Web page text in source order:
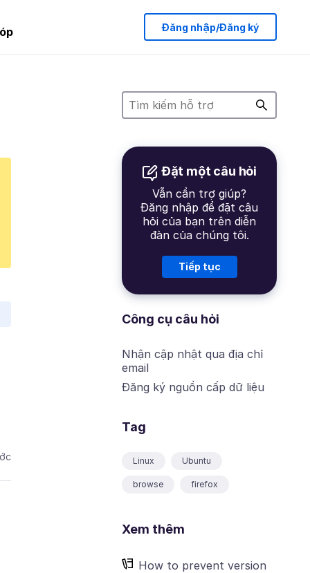
Đăng nhập/Đăng ký
Đặt một câu hỏi
Vẫn cần trợ giúp?
Đăng nhập để đặt câu
hỏi của bạn trên diễn
đàn của chúng tôi.
Tiếp tục
Công cụ câu hỏi
Nhận cập nhật qua địa chỉ
email
Đăng ký nguồn cấp dữ liệu
Tag
Linux Ubuntu
browse firefox
Xem thêm
How to prevent version